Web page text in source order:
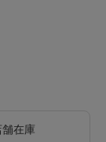
在庫